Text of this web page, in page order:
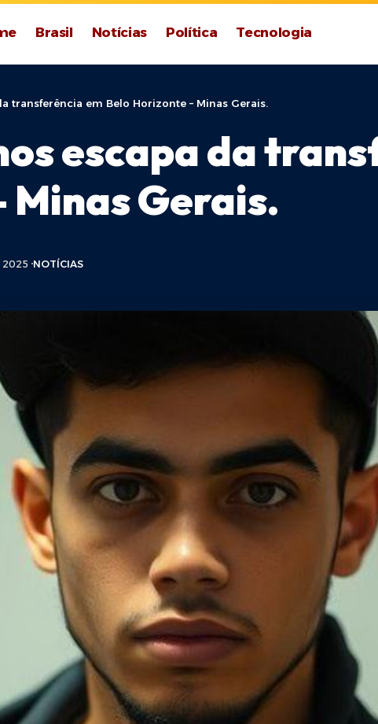
Brasil Notícias Política Tecnologia
transferência em Belo Horizonte – Minas Gerais.
escapa da
Minas Gerais.
2025 NOTÍCIAS